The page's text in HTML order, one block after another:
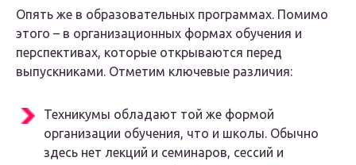
Опять же в образовательных программах. Помимо
этого – в организационных формах обучения и
перспективах, которые открываются перед
выпускниками. Отметим ключевые различия:
Техникумы обладают той же формой
организации обучения, что и школы. Обычно
здесь нет лекций и семинаров, сессий и